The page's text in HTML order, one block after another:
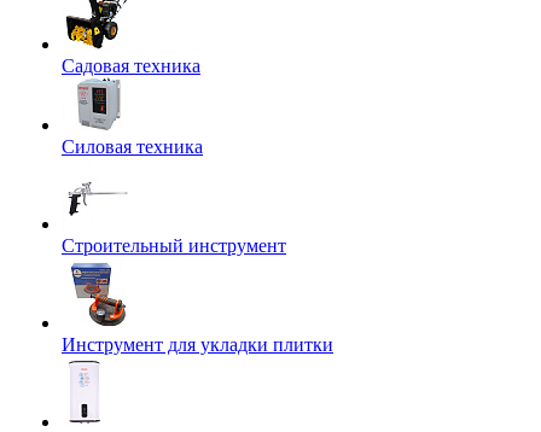
Садовая техника
Силовая техника
Строительный инструмент
Инструмент для укладки плитки